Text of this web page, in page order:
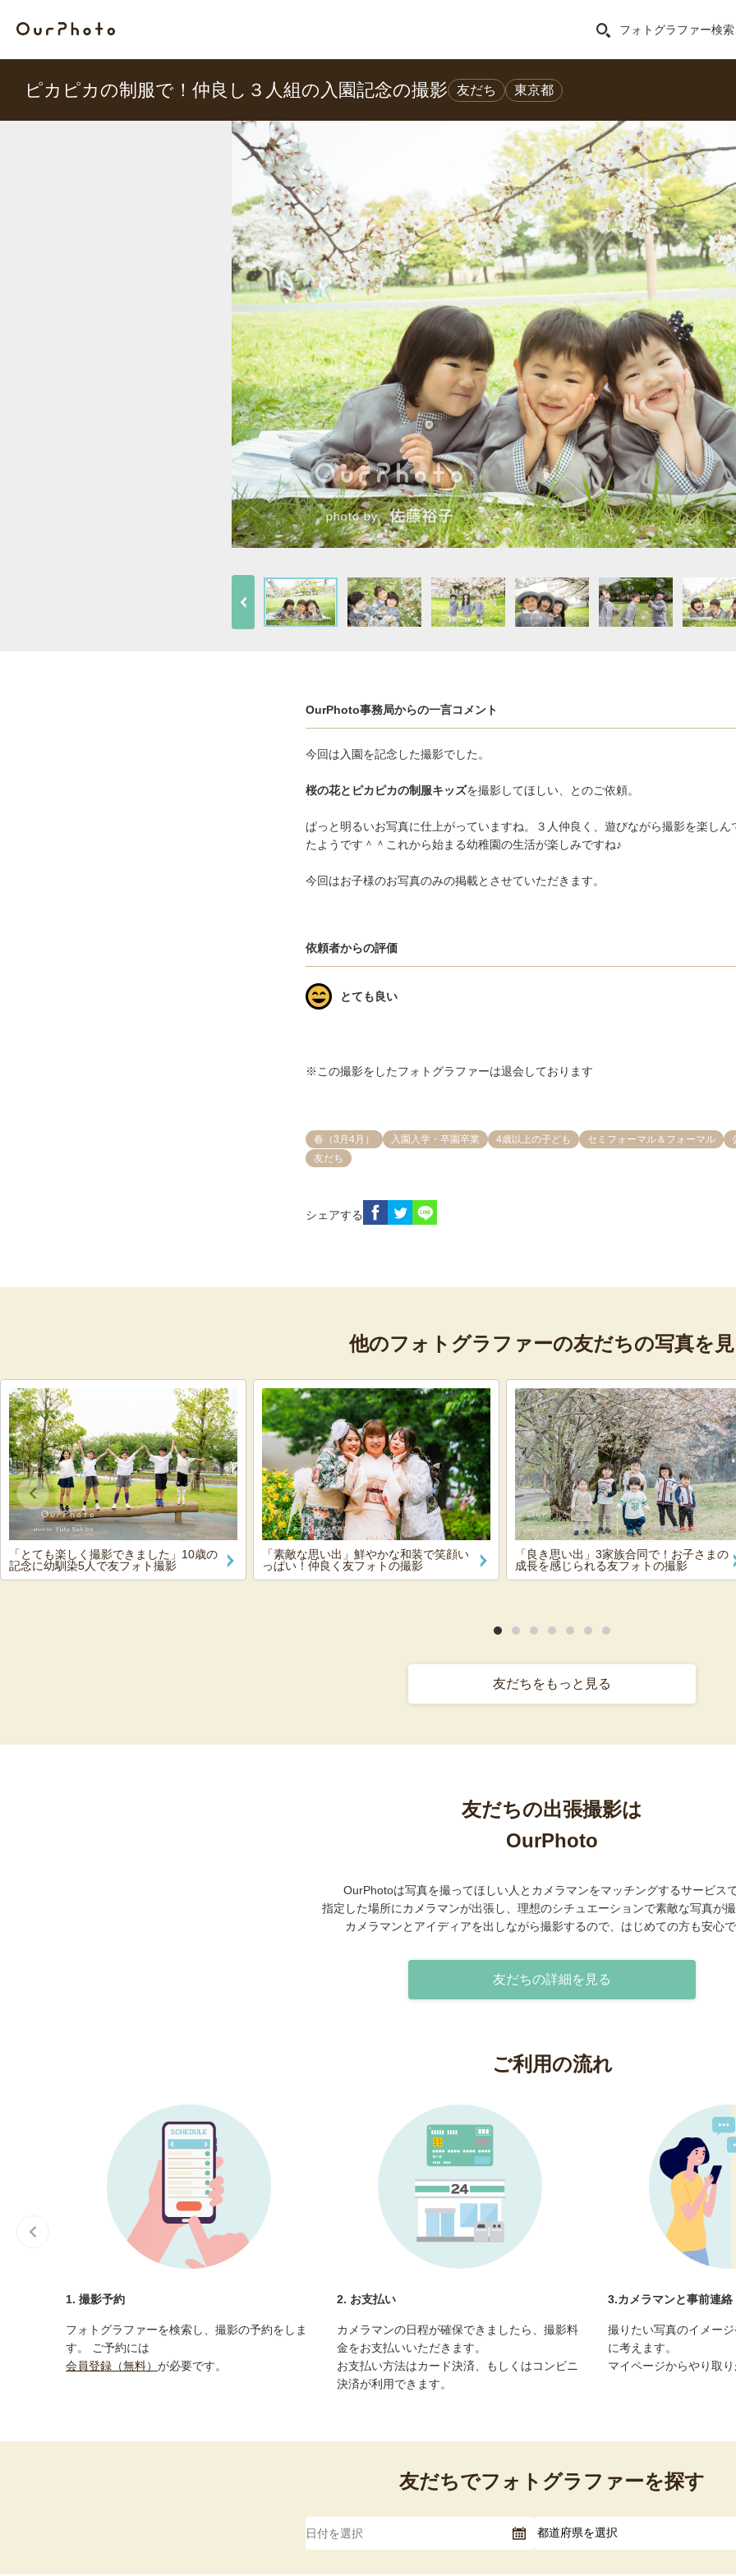
フォトグラファー検索
ピカピカの制服で！仲良し３人組の入園記念の撮影 友だち 東京都
OurPhoto事務局からの一言コメント
今回は入園を記念した撮影でした。
桜の花とピカピカの制服キッズを撮影してほしい、とのご依頼。
ぱっと明るいお写真に仕上がっていますね。３人仲良く、遊びながら撮影を楽しん
たようです＾＾これから始まる幼稚園の生活が楽しみですね♪
今回はお子様のお写真のみの掲載とさせていただきます。
依頼者からの評価
とても良い
※この撮影をしたフォトグラファーは退会しております
春（3月4月） 入園入学・卒園卒業 4歳以上の子ども セミフォーマル＆フォーマル
友だち
シェアする
他のフォトグラファーの友だちの写真を
「とても楽しく撮影できました」10歳の
記念に幼馴染5人で友フォト撮影
「素敵な思い出」鮮やかな和装で笑顔い
っぱい！仲良く友フォトの撮影
「良き思い出」3家族合同で！お子さまの
成長を感じられる友フォトの撮影
友だちをもっと見る
友だちの出張撮影は
OurPhoto
OurPhotoは写真を撮ってほしい人とカメラマンをマッチングするサービス
指定した場所にカメラマンが出張し、理想のシチュエーションで素敵な写真が
カメラマンとアイディアを出しながら撮影するので、はじめての方も安心
友だちの詳細を見る
ご利用の流れ
1. 撮影予約
フォトグラファーを検索し、撮影の予約をしま
す。 ご予約には
会員登録（無料） が必要です。
2. お支払い
カメラマンの日程が確保できましたら、撮影料
金をお支払いいただきます。
お支払い方法はカード決済、もしくはコンビニ
決済が利用できます。
3.カメラマンと事前連絡
撮りたい写真のイメー
に考えます。
マイページからやり取
友だちでフォトグラファーを探す